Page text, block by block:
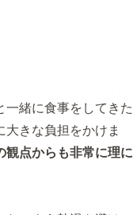
一緒に食事をしてきた
きな負担をかけま
観点からも非常に理に